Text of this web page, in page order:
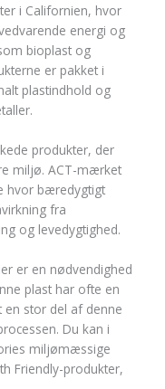
i Californien, hvor
energi og
bioplast og
er pakket i
plastindhold og
produkter, der
miljø. ACT-mærket
hvor bæredygtigt
fra
og levedygtighed.
er en nødvendighed
plast har ofte en
en stor del af denne
Du kan i
miljømæssige
Friendly-produkter,